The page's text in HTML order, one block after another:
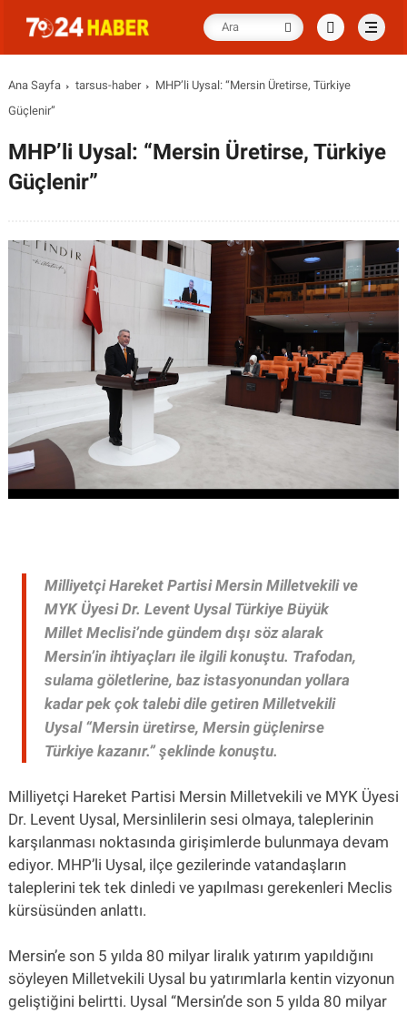
Ana Sayfa tarsus-haber
MHP’li Uysal: “Mersin Üretirse, Türkiye
Güçlenir”
MHP’li Uysal: “Mersin Üretirse, Türkiye
Güçlenir”
Milliyetçi Hareket Partisi Mersin Milletvekili ve
MYK Üyesi Dr. Levent Uysal Türkiye Büyük
Millet Meclisi’nde gündem dışı söz alarak
Mersin’in ihtiyaçları ile ilgili konuştu. Trafodan,
sulama göletlerine, baz istasyonundan yollara
kadar pek çok talebi dile getiren Milletvekili
Uysal “Mersin üretirse, Mersin güçlenirse
Türkiye kazanır.” şeklinde konuştu.
Milliyetçi Hareket Partisi Mersin Milletvekili ve MYK Üyesi
Dr. Levent Uysal, Mersinlilerin sesi olmaya, taleplerinin
karşılanması noktasında girişimlerde bulunmaya devam
ediyor. MHP’li Uysal, ilçe gezilerinde vatandaşların
taleplerini tek tek dinledi ve yapılması gerekenleri Meclis
kürsüsünden anlattı.
Mersin’e son 5 yılda 80 milyar liralık yatırım yapıldığını
söyleyen Milletvekili Uysal bu yatırımlarla kentin vizyonun
geliştiğini belirtti. Uysal “Mersin’de son 5 yılda 80 milyar